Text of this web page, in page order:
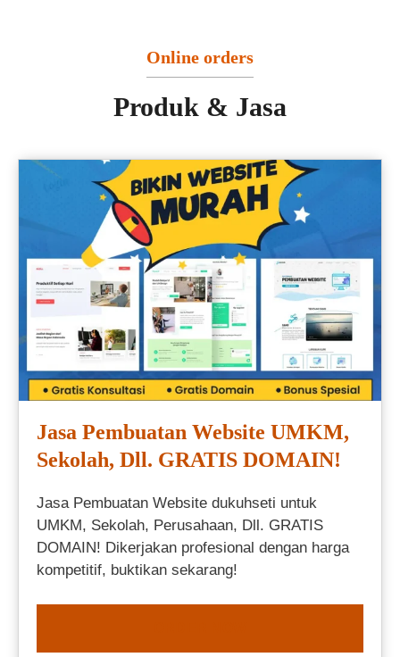
Online orders
Produk & Jasa
Jasa Pembuatan Website UMKM,
Sekolah, Dll. GRATIS DOMAIN!
Jasa Pembuatan Website dukuhseti untuk
UMKM, Sekolah, Perusahaan, Dll. GRATIS
DOMAIN! Dikerjakan profesional dengan harga
kompetitif, buktikan sekarang!